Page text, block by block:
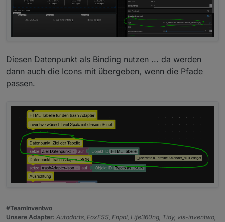
Diesen Datenpunkt als Binding nutzen ... da werden
dann auch die Icons mit übergeben, wenn die Pfade
passen.
#TeamInventwo
Unsere Adapter: Autodarts, FoxESS, Enpal, Life360ng, Tidy, vis-inventwo,